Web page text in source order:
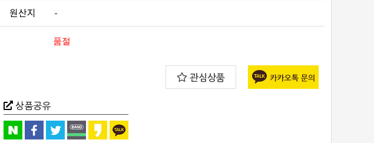
원산지 -
품절
관심상품
상품공유